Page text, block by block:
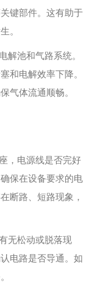
键部件。这有助于
。
解池和气路系统。
和电解效率下降。
气体流通顺畅。
，电源线是否完好
保在设备要求的电
断路、短路现象，
无松动或脱落现
电路是否导通。如